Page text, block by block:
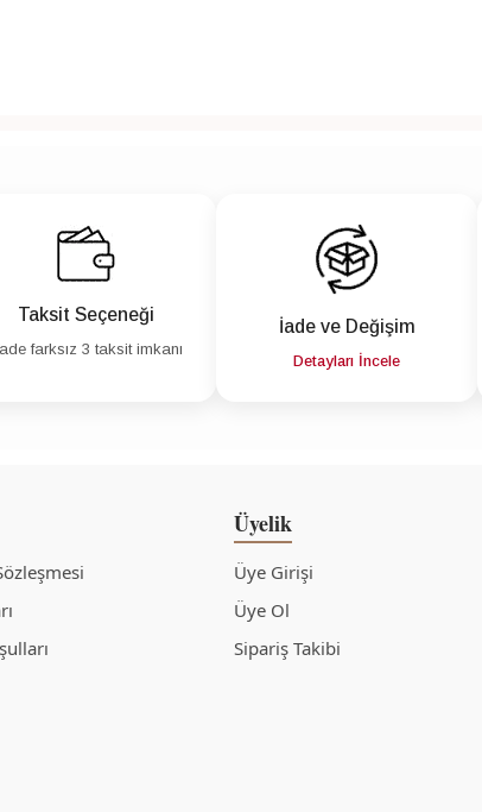
Taksit Seçeneği
farksız 3 taksit imkanı
İade ve Değişim
Detayları İncele
Üyelik
Üye Girişi
Üye Ol
Sipariş Takibi